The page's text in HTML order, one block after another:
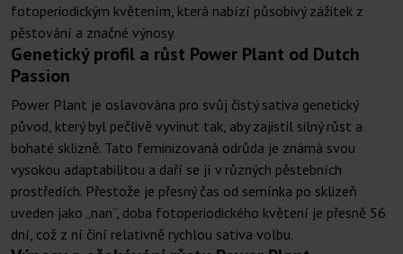
fotoperiodickým květením, která nabízí působivý zážitek z
pěstování a značné výnosy.
Genetický profil a růst Power Plant od Dutch
Passion
Power Plant je oslavována pro svůj čistý sativa genetický
původ, který byl pečlivě vyvinut tak, aby zajistil silný růst a
bohaté sklizně. Tato feminizovaná odrůda je známá svou
vysokou adaptabilitou a daří se jí v různých pěstebních
prostředích. Přestože je přesný čas od semínka po sklizeň
uveden jako „nan“, doba fotoperiodického květení je přesně 56
dní, což z ní činí relativně rychlou sativa volbu.